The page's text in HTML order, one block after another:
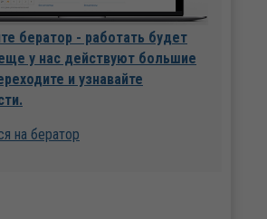
бератор - работать будет
у нас действуют большие
и узнавайте
на бератор